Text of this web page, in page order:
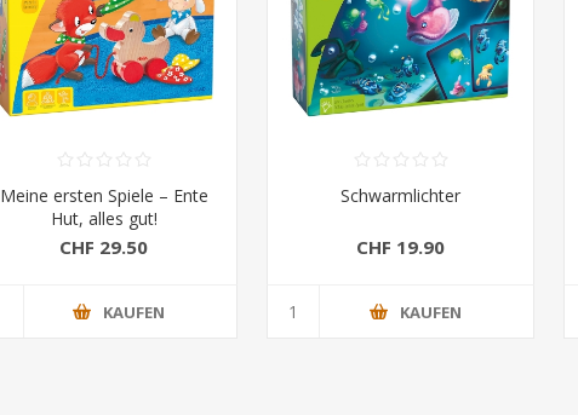
Meine ersten Spiele – Ente
Hut, alles gut!
CHF 29.50
KAUFEN
Schwarmlichter
CHF 19.90
KAUFEN